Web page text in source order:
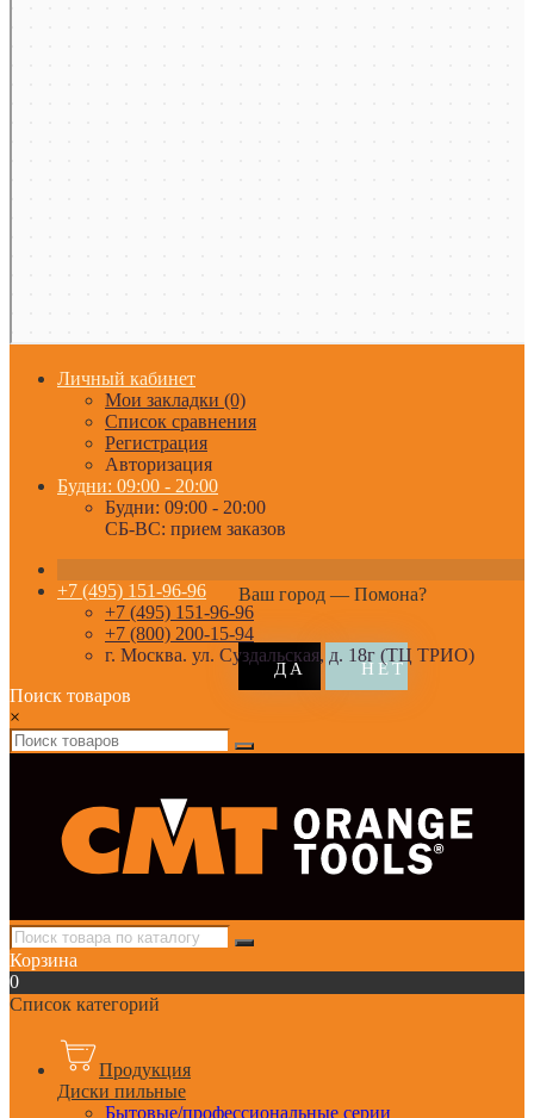
Личный кабинет
Мои закладки (0)
Список сравнения
Регистрация
Авторизация
Будни: 09:00 - 20:00
Будни: 09:00 - 20:00
СБ-ВС: прием заказов
Ваш город — Помона?
+7 (495) 151-96-96
+7 (495) 151-96-96
+7 (800) 200-15-94
г. Москва. ул. Суздальская, д. 18г (ТЦ ТРИО)
Поиск товаров
×
Корзина
0
Список категорий
Продукция
Диски пильные
Бытовые/профессиональные серии